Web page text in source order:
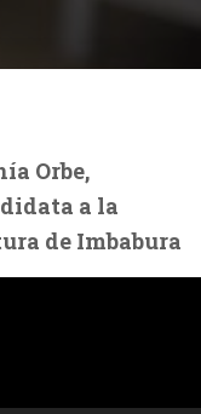
Orbe,
a la
de Imbabura